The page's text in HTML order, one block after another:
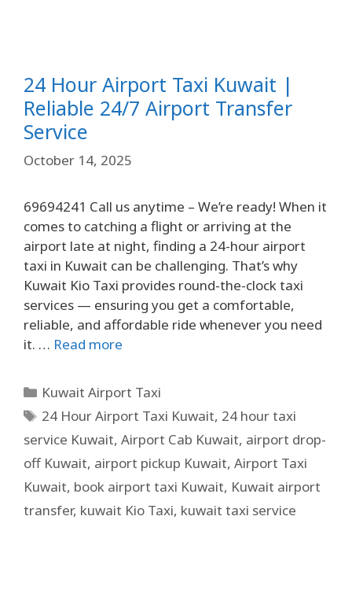
24 Hour Airport Taxi Kuwait |
Reliable 24/7 Airport Transfer
Service
October 14, 2025
69694241 Call us anytime – We’re ready! When it
comes to catching a flight or arriving at the
airport late at night, finding a 24-hour airport
taxi in Kuwait can be challenging. That’s why
Kuwait Kio Taxi provides round-the-clock taxi
services — ensuring you get a comfortable,
reliable, and affordable ride whenever you need
it. … Read more
Kuwait Airport Taxi
24 Hour Airport Taxi Kuwait, 24 hour taxi
service Kuwait, Airport Cab Kuwait, airport drop-
off Kuwait, airport pickup Kuwait, Airport Taxi
Kuwait, book airport taxi Kuwait, Kuwait airport
transfer, kuwait Kio Taxi, kuwait taxi service